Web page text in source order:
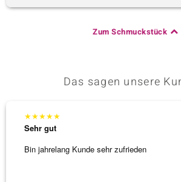
Zum Schmuckstück
Das sagen unsere
★★★★★
Sehr gut
Bin jahrelang Kunde sehr zufrieden